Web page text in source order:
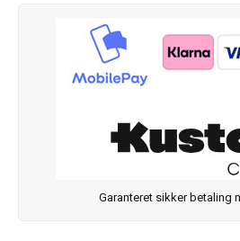
Garanteret sikker betaling